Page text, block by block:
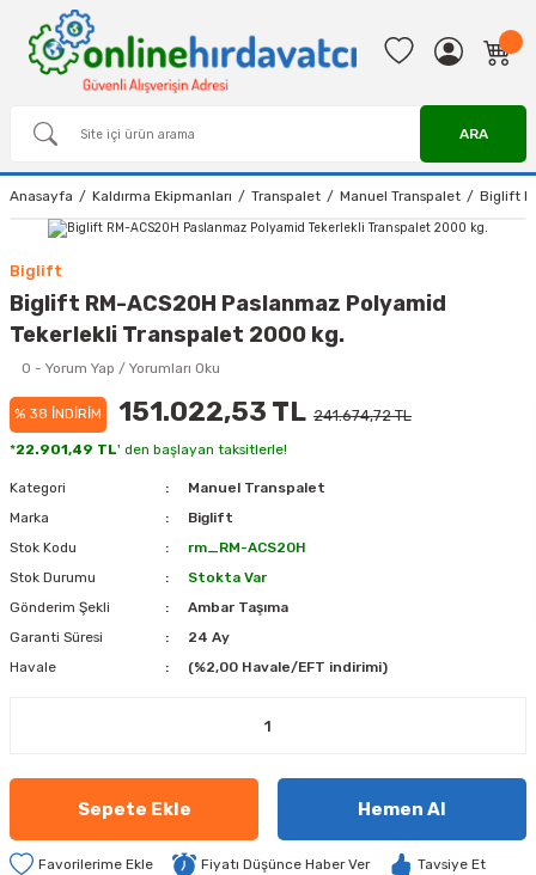
ARA
Anasayfa Kaldırma Ekipmanları Transpalet Manuel Transpalet Biglift
Biglift
Biglift RM-ACS20H Paslanmaz Polyamid
Tekerlekli Transpalet 2000 kg.
0 - Yorum Yap / Yorumları Oku
% 38 İNDİRİM 151.022,53 TL 241.674,72 TL
*22.901,49 TL' den başlayan taksitlerle!
Kategori
Manuel Transpalet
Marka
Biglift
Stok Kodu
rm_RM-ACS20H
Stok Durumu
Stokta Var
Gönderim Şekli
Ambar Taşıma
Garanti Süresi
24 Ay
Havale
(%2,00 Havale/EFT indirimi)
Sepete Ekle Hemen Al
Fiyatı Düşünce Haber Ver Tavsiye Et